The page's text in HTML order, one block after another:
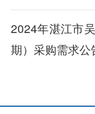
2024年湛江市
期）采购需求公